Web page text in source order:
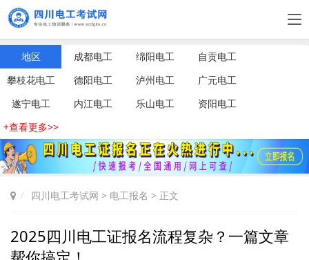
地区 成都电工 绵阳电工
自贡电工
攀枝花电工
德阳电工 泸州电工
广元电工
遂宁电工
内江电工 乐山电工
资阳电工
+查看更多>>
四川电工考试网 > 电工报名 > 正文
2025四川电工证报名流程复杂？一篇文章